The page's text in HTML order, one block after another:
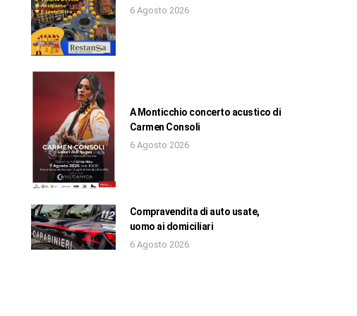
6 Agosto 2026
A Monticchio concerto acustico di
Carmen Consoli
6 Agosto 2026
Compravendita di auto usate,
uomo ai domiciliari
6 Agosto 2026